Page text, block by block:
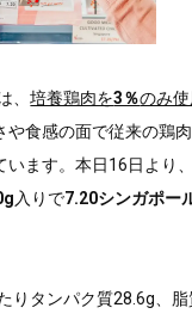
、培養鶏肉を3％のみ
や食感の面で従来の鶏
います。本日16日より
入りで7.20シンガポー
りタンパク質28.6g、